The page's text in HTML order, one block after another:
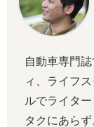
自動車専門
ィ、ライフ
ルでライタ
タクにあら